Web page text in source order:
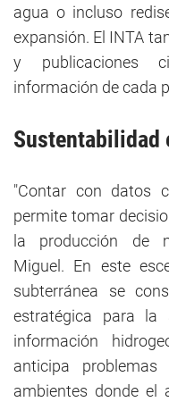
agua o incluso
expansión. El INTA
y publicaciones
información de cada
Sustentabilidad
"Contar con datos
permite tomar
la producción de
Miguel. En este
subterránea se
estratégica para la
información
anticipa
ambientes donde el